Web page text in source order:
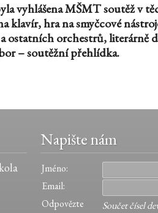
vyhlášena MŠMT soutěž v
klavír, hra na smyčcové
ostatních orchestrů, literárně
– soutěžní přehlídka.
Napište nám
Jméno:
Email:
Odpovězte
Součet čísel